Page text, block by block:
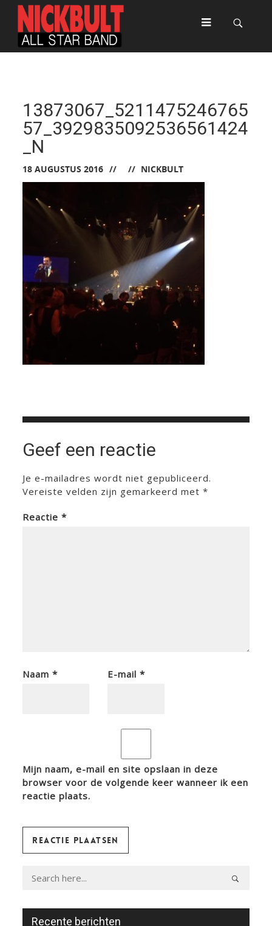
13873067_5211475246765
57_3929835092536561424
_N
18 AUGUSTUS 2016 NICKBULT
Geef een reactie
Je e-mailadres wordt niet gepubliceerd.
Vereiste velden zijn gemarkeerd met*
Reactie*
Naam* E-mail *
Mijn naam, e-mail en site opslaan in deze
browser voor de volgende keer wanneer ik een
reactie plaats.
Recente berichten